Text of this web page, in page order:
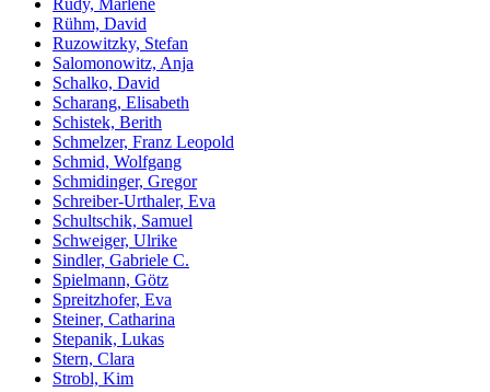
Rühm, David
Ruzowitzky, Stefan
Salomonowitz, Anja
Schalko, David
Scharang, Elisabeth
Schistek, Berith
Schmelzer, Franz Leopold
Schmid, Wolfgang
Schmidinger, Gregor
Schreiber-Urthaler, Eva
Schultschik, Samuel
Schweiger, Ulrike
Sindler, Gabriele C.
Spielmann, Götz
Spreitzhofer, Eva
Steiner, Catharina
Stepanik, Lukas
Stern, Clara
Strobl, Kim